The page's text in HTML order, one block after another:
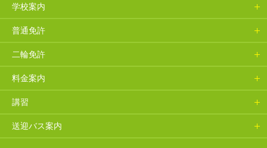
学校案内
普通免許
二輪免許
料金案内
講習
送迎バス案内